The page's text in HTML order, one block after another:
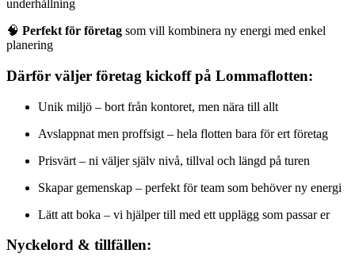
underhållning
🧠 Perfekt för företag som vill kombinera ny energi med enkel
planering
Därför väljer företag kickoff på Lommaflotten:
Unik miljö – bort från kontoret, men nära till allt
Avslappnat men proffsigt – hela flotten bara för ert företag
Prisvärt – ni väljer själv nivå, tillval och längd på turen
Skapar gemenskap – perfekt för team som behöver ny energi
Lätt att boka – vi hjälper till med ett upplägg som passar er
Nyckelord & tillfällen: